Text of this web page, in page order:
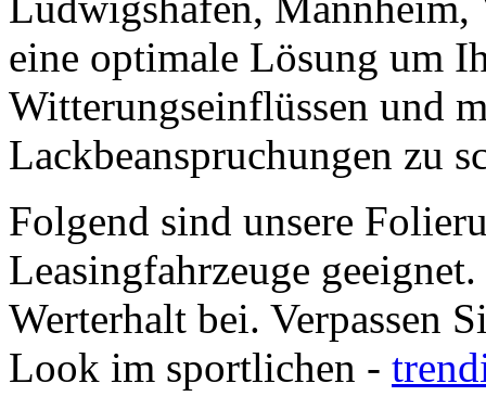
eine optimale Lösung um
Witterungseinflüssen und
Lackbeanspruchungen zu
Folgend sind unsere
Leasingfahrzeuge
Werterhalt bei. Verpassen
Look im sportlichen -